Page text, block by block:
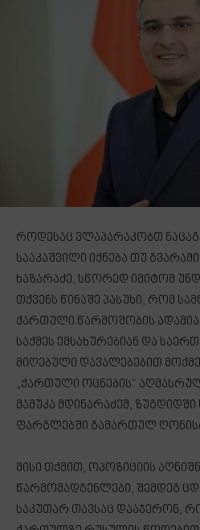
როდესაც ვლაპარაკობთ
სააკაშვილი იქნება თუ
ხაზარაძე, სწორედ იმიტომ
თქვენს წინაშე პასუხი, რომ
ქართული წარმოშობის
საქმეს ემსახურებიან და
მიღებული დავალებებით
„ქართული ოცნების“
მამუკა მდინარაძემ, ზუგდიდში
ფარგლებში გამართულ
მისი თქმით, ოპოზიციის
წარმომადგენლები, შემდეგ
საკუთარ თავსაც დააჯერონ,